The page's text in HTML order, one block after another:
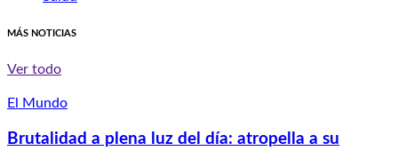
MÁS NOTICIAS
Ver todo
El Mundo
Brutalidad a plena luz del día: atropella a su